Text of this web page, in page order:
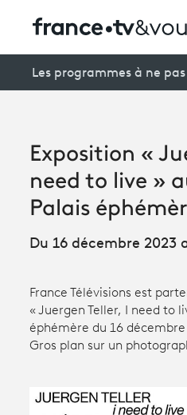
Avantages fidélité
Creators
À la une
Participer et assister à une
Productions et innovation
Programme tv
Les programmes à ne
Exposition «
need to live »
Palais
Du 16 décembre 2023
France Télévisions est
« Juergen Teller, I need to
éphémère du 16
Gros plan sur un